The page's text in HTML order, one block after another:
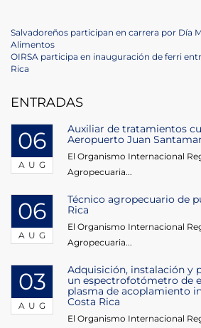
Post
navigation
Previous
Post
Salvadoreños participan en carrera por Día
Alimentos
Next
Post
OIRSA participa en inauguración de ferri
Rica
ENTRADAS
06
AUG
Auxiliar de tratamientos
Aeropuerto Juan
El Organismo Internacional
Agropecuaria...
06
AUG
Técnico agropecuario de
Rica
El Organismo Internacional
Agropecuaria...
03
AUG
Adquisición, instalación y
un espectrofotómetro de
plasma de acoplamiento
Costa Rica
El Organismo Internacional